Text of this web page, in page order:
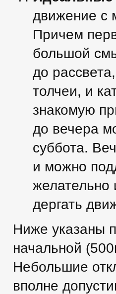
движение с
Причем
большой
до
толчеи, и
знакомую
до вечера
суббота.
и можно
желательно
дергать
Ниже указаны
начальной
Небольшие
вполне